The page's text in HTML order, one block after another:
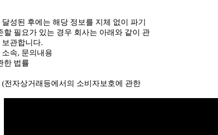
성된 후에는 해당 정보를 지체 없이 파기
필요가 있는 경우 회사는 아래와 같이 관
관합니다.
속, 문의내용
한 법률
전자상거래등에서의 소비자보호에 관한